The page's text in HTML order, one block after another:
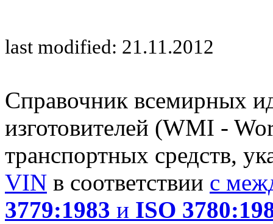
last modified: 21.11.2012
Справочник всемирных
изготовителей (WMI -
транспортных средств,
VIN в соответствии с
3779:1983 и ISO